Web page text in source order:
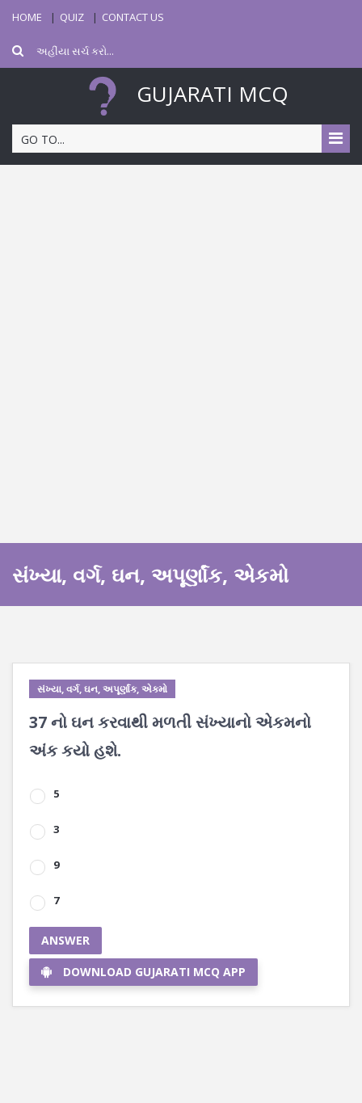
HOME QUIZ CONTACT US
GUJARATI MCQ
GO TO...
સંખ્યા, વર્ગ, ઘન, અપૂર્ણાંક, એકમો
સંખ્યા, વર્ગ, ઘન, અપૂર્ણાંક, એકમો
37 નો ઘન કરવાથી મળતી સંખ્યાનો એકમનો
અંક કયો હશે.
5
3
9
7
ANSWER
DOWNLOAD GUJARATI MCQ APP